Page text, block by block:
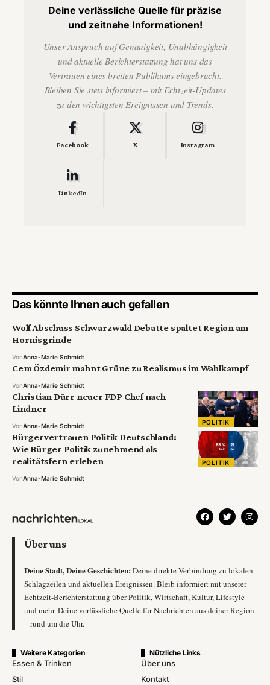
Deine verlässliche Quelle für präzise
und zeitnahe Informationen!
Unser Anspruch auf Genauigkeit, Unabhängigkeit
und aktuelle Berichterstattung hat uns das
Vertrauen eines breiten Publikums eingebracht.
Bleiben Sie stets informiert – mit Echtzeit-Updates
zu den wichtigsten Ereignissen und Trends.
Facebook X Instagram
LinkedIn
Das könnte Ihnen auch gefallen
Wolf Abschuss Schwarzwald Debatte spaltet Region am
Hornisgrinde
VonAnna-Marie Schmidt
Cem Özdemir mahnt Grüne zu Realismus im Wahlkampf
VonAnna-Marie Schmidt
POLITIK
Christian Dürr neuer FDP Chef nach
Lindner
VonAnna-Marie Schmidt
POLITIK
Bürgervertrauen Politik Deutschland:
Wie Bürger Politik zunehmend als
realitätsfern erleben
VonAnna-Marie Schmidt
Über uns
Deine Stadt, Deine Geschichten: Deine direkte Verbindung zu lokalen
Schlagzeilen und aktuellen Ereignissen. Bleib informiert mit unserer
Echtzeit-Berichterstattung über Politik, Wirtschaft, Kultur, Lifestyle
und mehr. Deine verlässliche Quelle für Nachrichten aus deiner Region
– rund um die Uhr.
Weitere Kategorien
Essen & Trinken
Stil
Nützliche Links
Über uns
Kontakt